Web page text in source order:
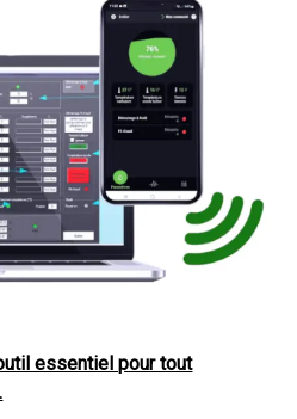
essentiel pour tout